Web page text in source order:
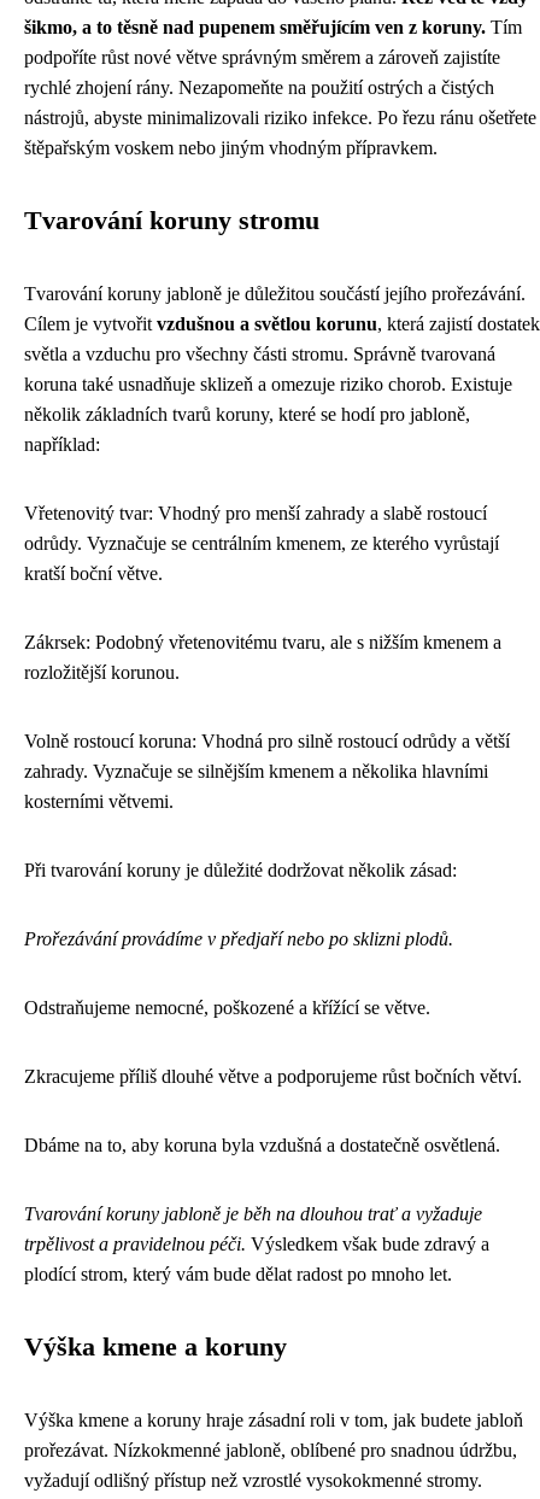
šikmo, a to těsně nad pupenem směřujícím ven z koruny. Tím
podpoříte růst nové větve správným směrem a zároveň zajistíte
rychlé zhojení rány. Nezapomeňte na použití ostrých a čistých
nástrojů, abyste minimalizovali riziko infekce. Po řezu ránu ošetřete
štěpařským voskem nebo jiným vhodným přípravkem.
Tvarování koruny stromu
Tvarování koruny jabloně je důležitou součástí jejího prořezávání.
Cílem je vytvořit vzdušnou a světlou korunu, která zajistí dostatek
světla a vzduchu pro všechny části stromu. Správně tvarovaná
koruna také usnadňuje sklizeň a omezuje riziko chorob. Existuje
několik základních tvarů koruny, které se hodí pro jabloně,
například:
Vřetenovitý tvar: Vhodný pro menší zahrady a slabě rostoucí
odrůdy. Vyznačuje se centrálním kmenem, ze kterého vyrůstají
kratší boční větve.
Zákrsek: Podobný vřetenovitému tvaru, ale s nižším kmenem a
rozložitější korunou.
Volně rostoucí koruna: Vhodná pro silně rostoucí odrůdy a větší
zahrady. Vyznačuje se silnějším kmenem a několika hlavními
kosterními větvemi.
Při tvarování koruny je důležité dodržovat několik zásad:
Prořezávání provádíme v předjaří nebo po sklizni plodů.
Odstraňujeme nemocné, poškozené a křížící se větve.
Zkracujeme příliš dlouhé větve a podporujeme růst bočních větví.
Dbáme na to, aby koruna byla vzdušná a dostatečně osvětlená.
Tvarování koruny jabloně je běh na dlouhou trať a vyžaduje
trpělivost a pravidelnou péči. Výsledkem však bude zdravý a
plodící strom, který vám bude dělat radost po mnoho let.
Výška kmene a koruny
Výška kmene a koruny hraje zásadní roli v tom, jak budete jabloň
prořezávat. Nízkokmenné jabloně, oblíbené pro snadnou údržbu,
vyžadují odlišný přístup než vzrostlé vysokokmenné stromy.